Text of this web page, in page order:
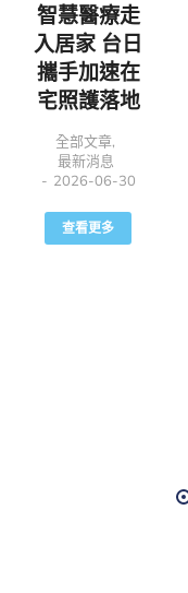
智慧醫療走
入居家 台日
攜手加速在
宅照護落地
全部文章,
最新消息
2026-06-30
查看更多